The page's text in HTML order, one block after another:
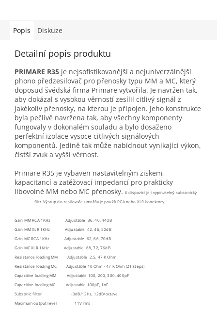
Popis Diskuze
Detailní popis produktu
PRIMARE R35 je nejsofistikovanější a nejuniverzálnější
phono předzesilovač pro přenosky typu MM a MC, který
doposud švédská firma Primare vytvořila. Je navržen tak,
aby dokázal s vysokou věrností zesílil citlivý signál z
jakékoliv přenosky, na kterou je připojen. Jeho konstrukce
byla pečlivě navržena tak, aby všechny komponenty
fungovaly v dokonalém souladu a bylo dosaženo
perfektní izolace vysoce citlivých signálových
komponentů. Jedině tak může nabídnout vynikající výkon,
čistší zvuk a vyšší věrnost.
Primare R35 je vybaven nastavitelným ziskem,
kapacitancí a zatěžovací impedancí pro prakticky
libovolné MM nebo MC přenosky. K dispozici je i vypínatelný subsonický
filtr. Výstup do zesilovače umožňuje použít RCA nebo XLR konektory.
Gain MM RCA 1KHz Adjustable 36, 40, 44dB
Gain MM XLR 1KHz Adjustable 42, 46, 50dB
Gain MC RCA 1KHz Adjustable 62, 66, 70dB
Gain MC XLR 1KHz Adjustable 68, 72, 76dB
Resistance loading MM Adjustable 2.5, 47 K Ohm
Resistance loading MC Adjustable 10 Ohm - 47 K Ohm (21 steps)
Capacitive loading MM Adjustable 100, 200, 300, 400pF
Capacitive loading MC Adjustable 100pF, 1nF
Subsonic filter -3dB/12Hz, 12dB/octave
Maximum output level 11V rms